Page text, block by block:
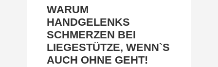
WARUM
HANDGELENKS
SCHMERZEN BEI
LIEGESTÜTZE, WENN`S
AUCH OHNE GEHT!